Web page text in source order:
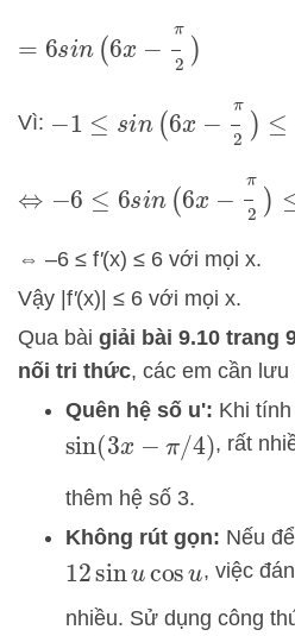
6s n 6x−
Vì: 1 s ( x−π 1
⇔ 6≤ 6s in 6 −π 6
⇔ –6 ≤ f'(x) ≤ 6 với mọi x.
Vậy |f'(x)| ≤ 6 với mọi x.
Qua bài giải bài 9.10 trang
nối tri thức, các em cần
Quên hệ số u': Khi
sin(3x −π/4) , rất
thêm hệ số 3.
Không rút gọn: Nếu
12sinucosu , việc
nhiều. Sử dụng công